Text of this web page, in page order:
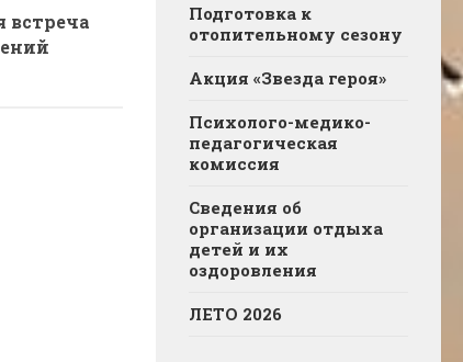
встреча
Подготовка к
отопительному сезону
Акция «Звезда героя»
Психолого-медико-
педагогическая
комиссия
Сведения об
организации отдыха
детей и их
оздоровления
ЛЕТО 2026